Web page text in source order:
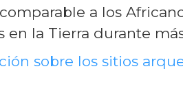
a los
en la Tierra durante
sobre los sitios